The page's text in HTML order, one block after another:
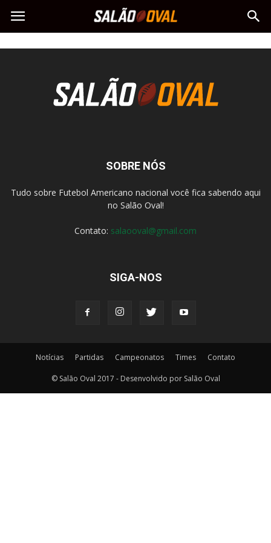
SOBRE NÓS
Tudo sobre Futebol Americano nacional você fica sabendo aqui
no Salão Oval!
Contato: salaooval@gmail.com
SIGA-NOS
Notícias Partidas Campeonatos Times Contato
© Salão Oval 2017 - Desenvolvido por Salão Oval